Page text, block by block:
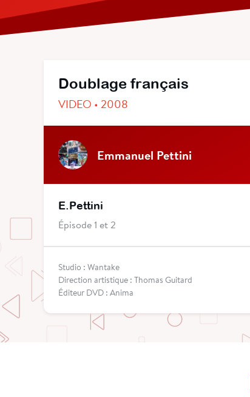
Doublage français
VIDEO • 2008
Emmanuel Pettini
E.Pettini
Épisode 1 et 2
Studio : Wantake
Direction artistique : Thomas Guitard
Éditeur DVD : Anima